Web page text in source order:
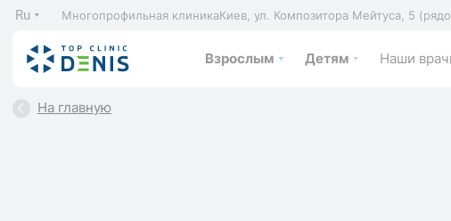
Ru Многопрофильная клиникаКиев, ул. Композитора Мейтуса, 5
Взрослым Детям Наши
На главную